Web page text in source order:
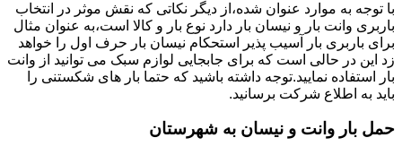
با توجه به موارد عنوان شده،از دیگر نکاتی که نقش موثر در انتخاب
باربری وانت بار و نیسان بار دارد نوع بار و کالا است،به عنوان مثال
برای باربری بار آسیب پذیر استحکام نیسان بار حرف اول را خواهد
زد این در حالی است که برای جابجایی لوازم سبک می توانید از وانت
بار استفاده نمایید.توجه داشته باشید که حتما بار های شکستنی را
باید به اطلاع شرکت برسانید.
حمل بار وانت و نیسان به شهرستان